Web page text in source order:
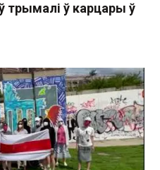
трымалі ў карцары ў